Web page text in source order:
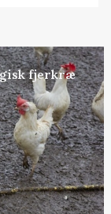
fjerkræ